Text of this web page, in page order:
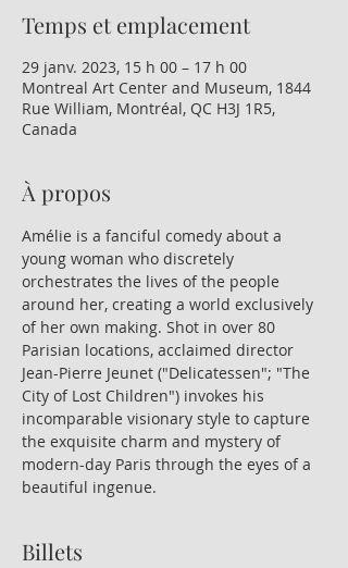
Temps et emplacement
29 janv. 2023, 15 h 00 – 17 h 00
Montreal Art Center and Museum, 1844
Rue William, Montréal, QC H3J 1R5,
Canada
À propos
Amélie is a fanciful comedy about a
young woman who discretely
orchestrates the lives of the people
around her, creating a world exclusively
of her own making. Shot in over 80
Parisian locations, acclaimed director
Jean-Pierre Jeunet ("Delicatessen"; "The
City of Lost Children") invokes his
incomparable visionary style to capture
the exquisite charm and mystery of
modern-day Paris through the eyes of a
beautiful ingenue.
Billets